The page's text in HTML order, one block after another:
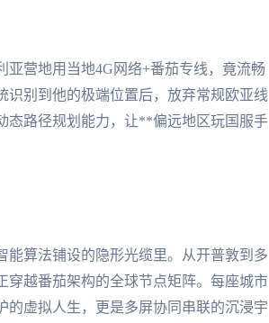
营地用当地4G网络+番茄专线，竟流畅
别到他的极端位置后，放弃常规欧亚线
态路径规划能力，让**偏远地区玩国服手
能算法铺设的隐形光缆里。从开普敦到多
穿越番茄架构的全球节点矩阵。每座城市
的虚拟人生，更是多屏协同串联的沉浸宇